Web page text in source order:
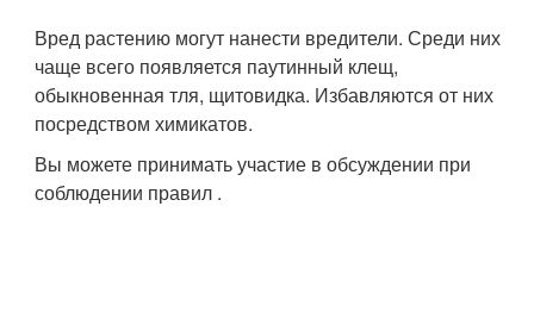
Вред растению могут нанести вредители. Среди них
чаще всего появляется паутинный клещ,
обыкновенная тля, щитовидка. Избавляются от них
посредством химикатов.
Вы можете принимать участие в обсуждении при
соблюдении правил .